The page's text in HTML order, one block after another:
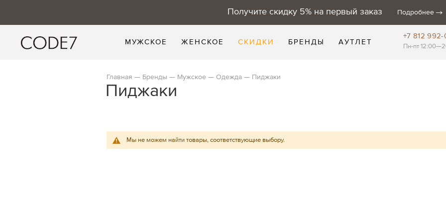
Получите скидку 5% на первый заказ Подробнее
МУЖСКОЕ ЖЕНСКОЕ СКИДКИ БРЕНДЫ АУТЛЕТ
+7 812 992-
Пн-пт
Главная Бренды Мужское Одежда Пиджаки
Пиджаки
Мы не можем найти товары, соответствующие выбору.